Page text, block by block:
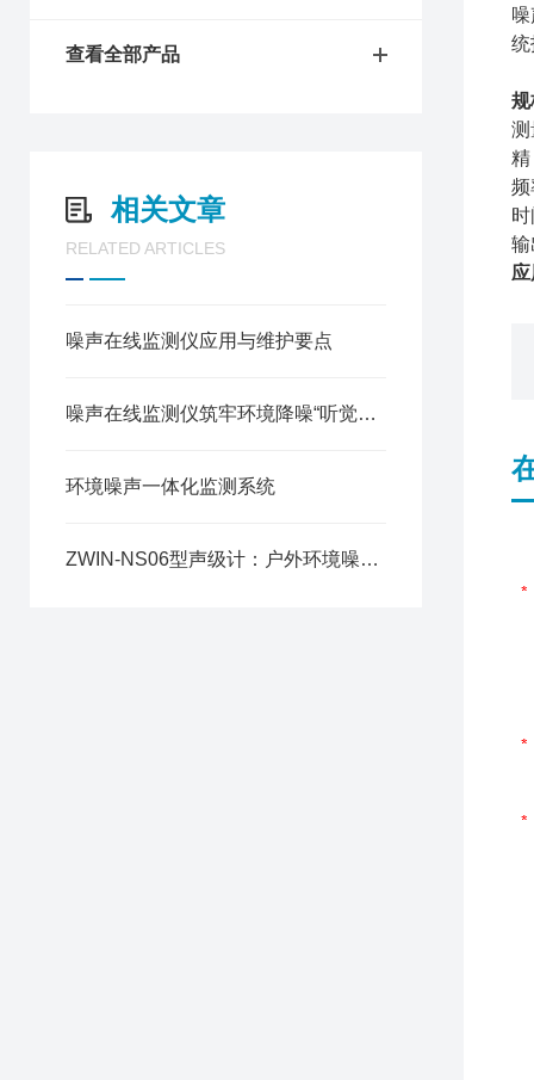
查看全部产品
相关文章
RELATED ARTICLES
噪声在线监测仪应用与维护要点
噪声在线监测仪筑牢环境降噪“听觉防线”
环境噪声一体化监测系统
ZWIN-NS06型声级计：户外环境噪声监测的精密仪器
统
规
测
频
输